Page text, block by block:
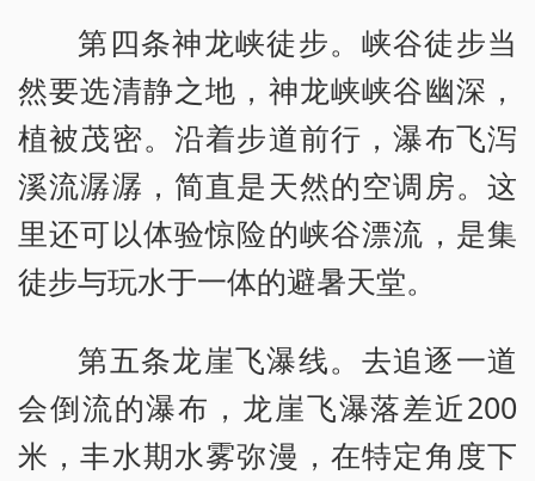
第四条神龙峡徒步。峡谷徒步当
然要选清静之地，神龙峡峡谷幽深，
植被茂密。沿着步道前行，瀑布飞泻
溪流潺潺，简直是天然的空调房。这
里还可以体验惊险的峡谷漂流，是集
徒步与玩水于一体的避暑天堂。
第五条龙崖飞瀑线。去追逐一道
会倒流的瀑布，龙崖飞瀑落差近200
米，丰水期水雾弥漫，在特定角度下